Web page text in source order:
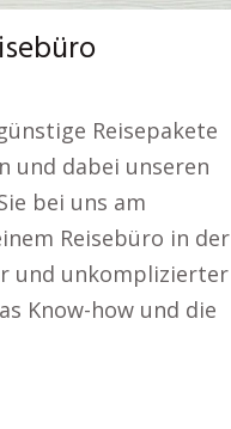
Reisepakete
und dabei unseren
bei uns am
Reisebüro in der
und unkomplizierter
Know-how und die